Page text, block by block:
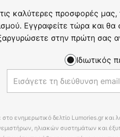
καλύτερες προσφορές μας,
Εγγραφείτε τώρα και
στην πρώτη σας
Ιδιωτικός
στο ενημερωτικό δελτίο Lumories.gr
ηλιακών συστημάτων και